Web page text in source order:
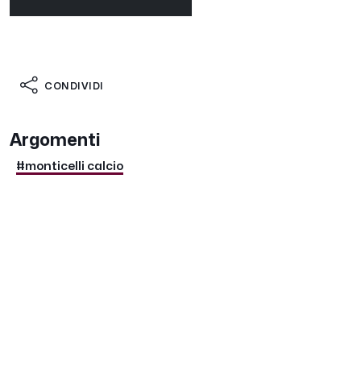
CONDIVIDI
Argomenti
#monticelli calcio